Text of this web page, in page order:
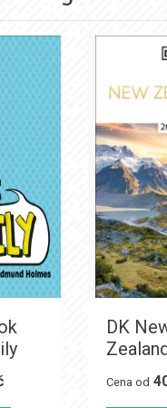
DK
Cena od